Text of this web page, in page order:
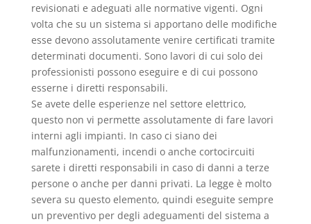
revisionati e adeguati alle normative vigenti. Ogni
volta che su un sistema si apportano delle modifiche
esse devono assolutamente venire certificati tramite
determinati documenti. Sono lavori di cui solo dei
professionisti possono eseguire e di cui possono
esserne i diretti responsabili.
Se avete delle esperienze nel settore elettrico,
questo non vi permette assolutamente di fare lavori
interni agli impianti. In caso ci siano dei
malfunzionamenti, incendi o anche cortocircuiti
sarete i diretti responsabili in caso di danni a terze
persone o anche per danni privati. La legge è molto
severa su questo elemento, quindi eseguite sempre
un preventivo per degli adeguamenti del sistema a